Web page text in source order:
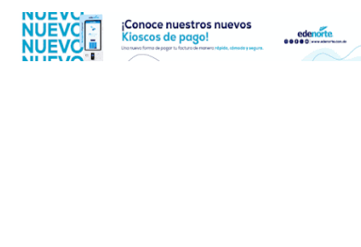
Indomet pronostica temperaturas de hasta 35 °C para